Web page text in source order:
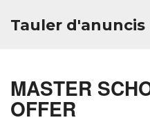
Tauler d'anuncis
MASTER
OFFER